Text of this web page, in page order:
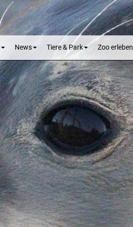
News Tiere & Park Zoo erleben